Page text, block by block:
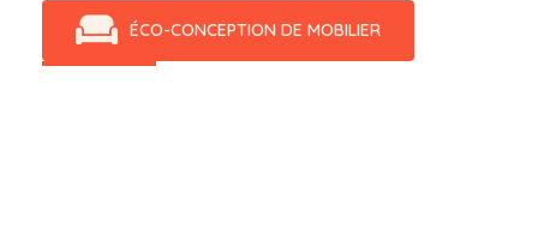
ÉCO-CONCEPTION DE MOBILIER